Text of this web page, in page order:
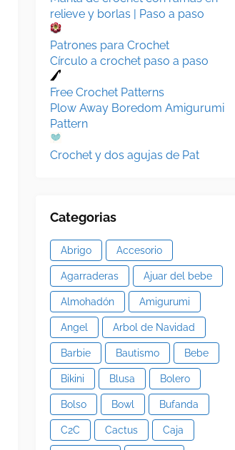
relieve y borlas | Paso a paso
Patrones para Crochet
Círculo a crochet paso a paso
Free Crochet Patterns
Plow Away Boredom Amigurumi
Pattern
Crochet y dos agujas de Pat
Categorias
Abrigo Accesorio
Agarraderas Ajuar del bebe
Almohadón Amigurumi
Angel Arbol de Navidad
Barbie Bautismo Bebe
Bikini Blusa Bolero
Bolso Bowl Bufanda
C2C Cactus Caja